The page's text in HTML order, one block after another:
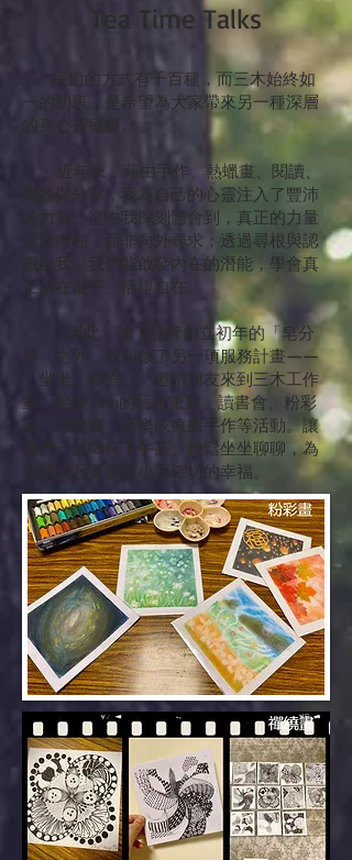
Tea Time Talks
療癒的方式有千百種，而三木始終如
一的初衷，是希望為大家帶來另一種深層
的身心靈療癒。
近年來，藉由手作、熱蠟畫、閱讀、
樂器與分享，我為自己的心靈注入了豐沛
的力量。從中我深刻體會到，真正的力量
源於內在，而非向外尋求；透過尋根與認
識自我，我們能啟發內在的潛能，學會真
正活在當下、活得自在。
因此，除了品牌創立初年的「皂分
享」之外，我開啟了另一項服務計畫——
「坐坐。聊療」。邀請朋友來到三木工作
室，參與 Ann的藝術派對、讀書會、粉彩
畫、禪繞畫、音樂或療癒手作等活動。讓
我們一起喝杯下午茶、輕鬆坐坐聊聊，為
生活拾起更多微小而確切的幸福。